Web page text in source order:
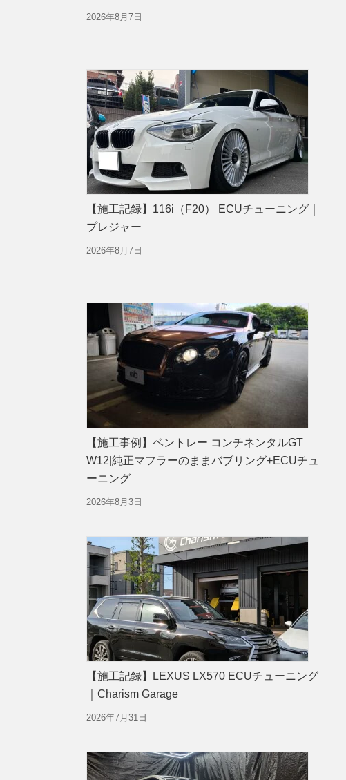
2026年8月7日
【施工記録】116i（F20） ECUチューニング｜
プレジャー
2026年8月7日
【施工事例】ベントレー コンチネンタルGT
W12|純正マフラーのままバブリング+ECUチュ
ーニング
2026年8月3日
【施工記録】LEXUS LX570 ECUチューニング
｜Charism Garage
2026年7月31日